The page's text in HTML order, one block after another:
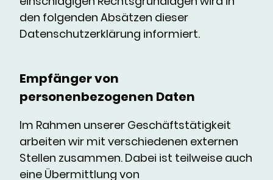
den folgenden Absätzen dieser
Datenschutzerklärung informiert.
Empfänger von
personenbezogenen Daten
Im Rahmen unserer Geschäftstätigkeit
arbeiten wir mit verschiedenen externen
Stellen zusammen. Dabei ist teilweise auch
eine Übermittlung von